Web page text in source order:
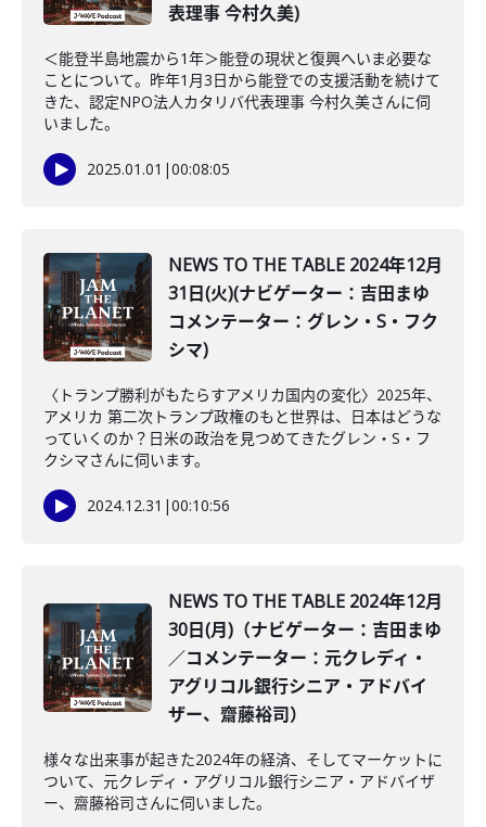
表理事 今村久美)
＜能登半島地震から1年＞能登の現状と復興へいま必要な
ことについて。昨年1月3日から能登での支援活動を続けて
きた、認定NPO法人カタリバ代表理事 今村久美さんに伺
いました。
2025.01.01 |00:08:05
NEWS TO THE TABLE 2024年12月
31日(火)(ナビゲーター：吉田まゆ
コメンテーター：グレン・S・フク
シマ)
〈トランプ勝利がもたらすアメリカ国内の変化〉2025年、
アメリカ 第二次トランプ政権のもと世界は、日本はどうな
っていくのか？日米の政治を見つめてきたグレン・S・フ
クシマさんに伺います。
2024.12.31 |00:10:56
NEWS TO THE TABLE 2024年12月
30日(月)（ナビゲーター：吉田まゆ
／コメンテーター：元クレディ・
アグリコル銀行シニア・アドバイ
ザー、齋藤裕司）
様々な出来事が起きた2024年の経済、そしてマーケットに
ついて、元クレディ・アグリコル銀行シニア・アドバイザ
ー、齋藤裕司さんに伺いました。